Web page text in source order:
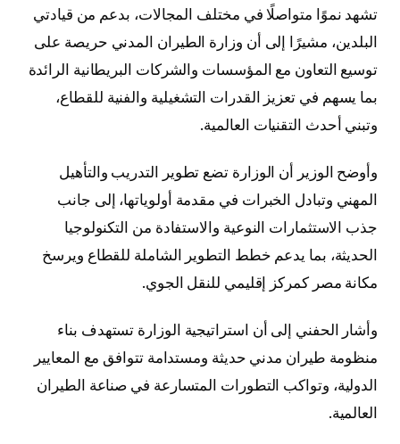
تشهد نموًا متواصلًا في مختلف المجالات، بدعم من قيادتي
البلدين، مشيرًا إلى أن وزارة الطيران المدني حريصة على
توسيع التعاون مع المؤسسات والشركات البريطانية الرائدة
بما يسهم في تعزيز القدرات التشغيلية والفنية للقطاع،
وتبني أحدث التقنيات العالمية.
وأوضح الوزير أن الوزارة تضع تطوير التدريب والتأهيل
المهني وتبادل الخبرات في مقدمة أولوياتها، إلى جانب
جذب الاستثمارات النوعية والاستفادة من التكنولوجيا
الحديثة، بما يدعم خطط التطوير الشاملة للقطاع ويرسخ
مكانة مصر كمركز إقليمي للنقل الجوي.
وأشار الحفني إلى أن استراتيجية الوزارة تستهدف بناء
منظومة طيران مدني حديثة ومستدامة تتوافق مع المعايير
الدولية، وتواكب التطورات المتسارعة في صناعة الطيران
العالمية.